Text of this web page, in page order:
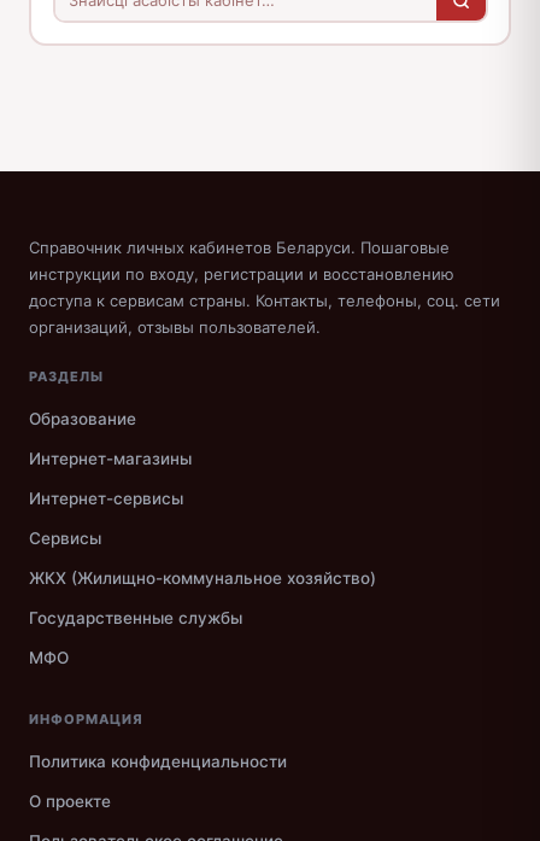
Справочник личных кабинетов Беларуси. Пошаговые
инструкции по входу, регистрации и восстановлению
доступа к сервисам страны. Контакты, телефоны, соц. сети
организаций, отзывы пользователей.
РАЗДЕЛЫ
Образование
Интернет-магазины
Интернет-сервисы
Сервисы
ЖКХ (Жилищно-коммунальное хозяйство)
Государственные службы
МФО
ИНФОРМАЦИЯ
Политика конфиденциальности
О проекте